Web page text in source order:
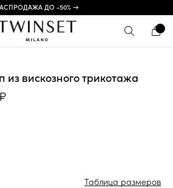
ДО -50% →
из вискозного трикотажа
Таблица размеров